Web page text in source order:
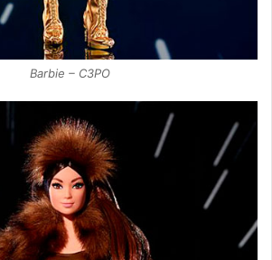
Barbie – C3PO